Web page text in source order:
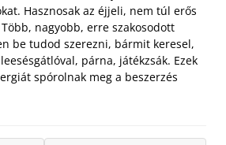
Hasznosak az éjjeli, nem túl erős
nagyobb, erre szakosodott
be tudod szerezni, bármit keresel,
párna, játékzsák. Ezek
spórolnak meg a beszerzés